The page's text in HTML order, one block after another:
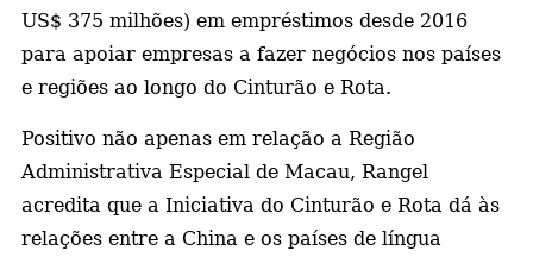
US$ 375 milhões) em empréstimos desde 2016
para apoiar empresas a fazer negócios nos países
e regiões ao longo do Cinturão e Rota.
Positivo não apenas em relação a Região
Administrativa Especial de Macau, Rangel
acredita que a Iniciativa do Cinturão e Rota dá às
relações entre a China e os países de língua